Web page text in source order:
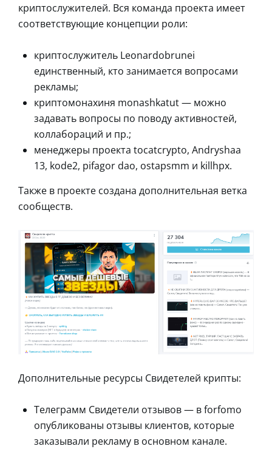
криптослужителей. Вся команда проекта имеет
соответствующие концепции роли:
криптослужитель Leonardobrunei
единственный, кто занимается вопросами
рекламы;
криптомонахиня monashkatut — можно
задавать вопросы по поводу активностей,
коллабораций и пр.;
менеджеры проекта tocatcrypto, Andryshaa
13, kode2, pifagor dao, ostapsmm и killhpx.
Также в проекте создана дополнительная ветка
сообществ.
Дополнительные ресурсы Свидетелей крипты:
Телеграмм Свидетели отзывов — в forfomo
опубликованы отзывы клиентов, которые
заказывали рекламу в основном канале.